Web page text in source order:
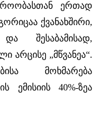
ერთად
ქვანახშირი,
შესაბამისად,
არცისე „მწვანეა“.
მოხმარება
ემისიის 40%-ზეა